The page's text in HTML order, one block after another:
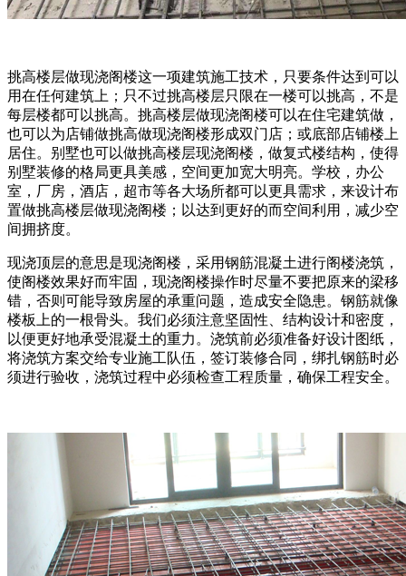
挑高楼层做现浇阁楼这一项建筑施工技术，只要条件达到可以
用在任何建筑上；只不过挑高楼层只限在一楼可以挑高，不是
每层楼都可以挑高。挑高楼层做现浇阁楼可以在住宅建筑做，
也可以为店铺做挑高做现浇阁楼形成双门店；或底部店铺楼上
居住。别墅也可以做挑高楼层现浇阁楼，做复式楼结构，使得
别墅装修的格局更具美感，空间更加宽大明亮。学校，办公
室，厂房，酒店，超市等各大场所都可以更具需求，来设计布
置做挑高楼层做现浇阁楼；以达到更好的而空间利用，减少空
间拥挤度。
现浇顶层的意思是现浇阁楼，采用钢筋混凝土进行阁楼浇筑，
使阁楼效果好而牢固，现浇阁楼操作时尽量不要把原来的梁移
错，否则可能导致房屋的承重问题，造成安全隐患。钢筋就像
楼板上的一根骨头。我们必须注意坚固性、结构设计和密度，
以便更好地承受混凝土的重力。浇筑前必须准备好设计图纸，
将浇筑方案交给专业施工队伍，签订装修合同，绑扎钢筋时必
须进行验收，浇筑过程中必须检查工程质量，确保工程安全。